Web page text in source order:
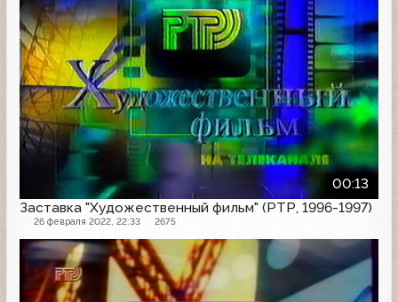
00:13
Заставка "Художественный фильм" (РТР, 1996-1997)
26 февраля 2022, 22:33 2675
Заставка